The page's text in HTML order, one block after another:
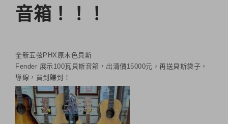
音箱！！！
全新五弦PHX原木色貝斯
Fender 展示100瓦貝斯音箱，出清價15000元，再送貝斯袋子，
導線，買到賺到！